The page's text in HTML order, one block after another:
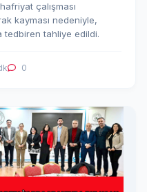
çalışması
kayması nedeniyle,
tedbiren tahliye edildi.
0